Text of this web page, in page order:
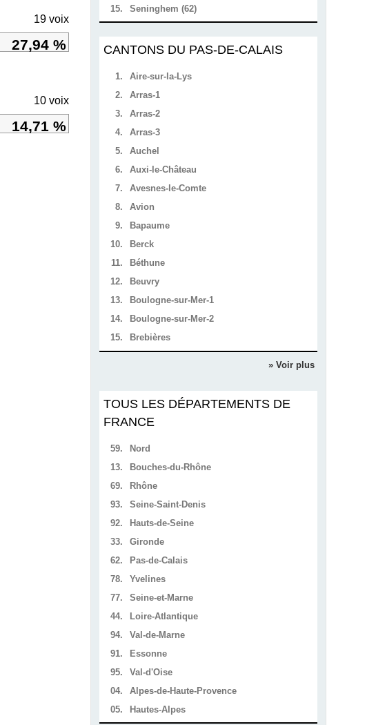
19 voix
27,94 %
10 voix
14,71 %
15.
Seninghem (62)
CANTONS DU PAS-DE-CALAIS
1.
Aire-sur-la-Lys
2.
Arras-1
3.
Arras-2
4.
Arras-3
5.
Auchel
6.
Auxi-le-Château
7.
Avesnes-le-Comte
8.
Avion
9.
Bapaume
10.
Berck
11.
Béthune
12.
Beuvry
13.
Boulogne-sur-Mer-1
14.
Boulogne-sur-Mer-2
15.
Brebières
» Voir plus
TOUS LES DÉPARTEMENTS DE
FRANCE
59.
Nord
13.
Bouches-du-Rhône
69.
Rhône
93.
Seine-Saint-Denis
92.
Hauts-de-Seine
33.
Gironde
62.
Pas-de-Calais
78.
Yvelines
77.
Seine-et-Marne
44.
Loire-Atlantique
94.
Val-de-Marne
91.
Essonne
95.
Val-d'Oise
04.
Alpes-de-Haute-Provence
05.
Hautes-Alpes